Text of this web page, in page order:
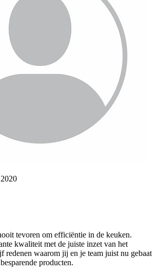
tevoren om efficiëntie in de keuken.
kwaliteit met de juiste inzet van het
redenen waarom jij en je team juist nu gebaat
producten.